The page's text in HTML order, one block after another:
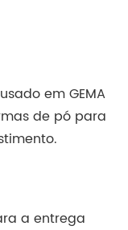
em GEMA
de pó para
a entrega